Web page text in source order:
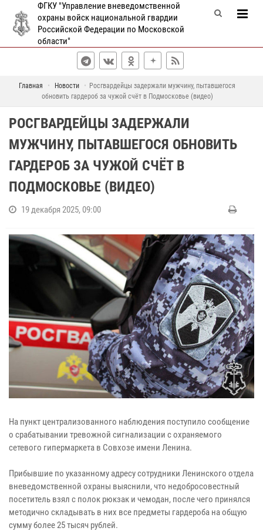
ФГКУ "Управление вневедомственной
охраны войск национальной гвардии
Российской Федерации по Московской
области"
Главная Новости
Росгвардейцы задержали мужчину, пытавшегося
обновить гардероб за чужой счёт в Подмосковье (видео)
РОСГВАРДЕЙЦЫ ЗАДЕРЖАЛИ
МУЖЧИНУ, ПЫТАВШЕГОСЯ ОБНОВИТЬ
ГАРДЕРОБ ЗА ЧУЖОЙ СЧЁТ В
ПОДМОСКОВЬЕ (ВИДЕО)
19 декабря 2025, 09:00
На пункт централизованного наблюдения поступило сообщение
о срабатывании тревожной сигнализации с охраняемого
сетевого гипермаркета в Совхозе имени Ленина.
Прибывшие по указанному адресу сотрудники Ленинского отдела
вневедомственной охраны выяснили, что недобросовестный
посетитель взял с полок рюкзак и чемодан, после чего принялся
методично складывать в них все предметы гардероба на общую
сумму более 25 тысяч рублей.